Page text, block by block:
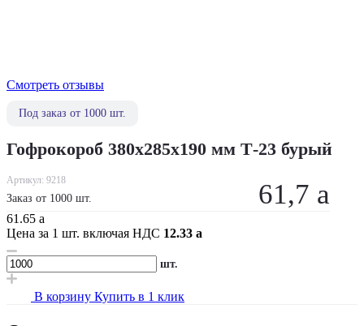
Смотреть отзывы
Под заказ от 1000 шт.
Гофрокороб 380х285х190 мм Т-23 бурый
Артикул: 9218
Заказ от 1000 шт. 61,7 a
61.65 a
Цена за 1 шт. включая НДС 12.33 a
шт.
В корзину Купить в 1 клик